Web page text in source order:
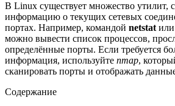
В Linux существует множество утилит,
информацию о текущих сетевых
портах. Например, командой netstat
можно вывести список процессов,
определённые порты. Если требуется
информация, используйте nmap,
сканировать порты и отображать
Содержание